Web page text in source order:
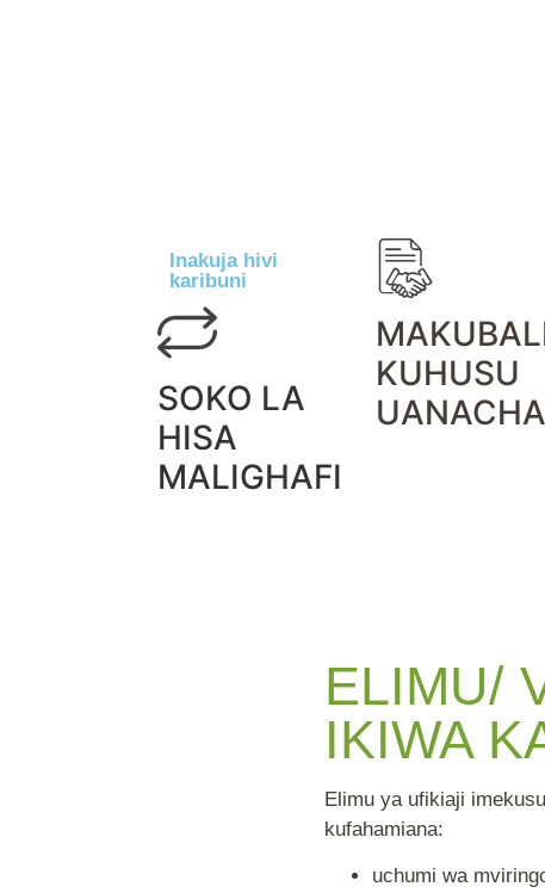
Inakuja hivi
karibuni
SOKO LA
HISA
MALIGHAFI
KUHUSU
ELIMU/
IKIWA
Elimu ya ufikiaji
kufahamiana:
uchumi wa